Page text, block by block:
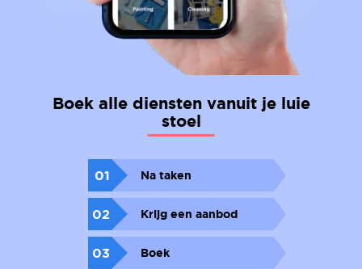
Boek alle diensten vanuit je luie
stoel
01 Na taken
02 Krijg een aanbod
03 Boek